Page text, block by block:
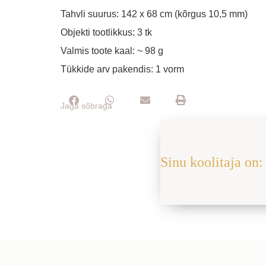
Tahvli suurus: 142 x 68 cm (kõrgus 10,5 mm)
Objekti tootlikkus: 3 tk
Valmis toote kaal: ~ 98 g
Tükkide arv pakendis: 1 vorm
Jaga sõbraga
Sinu koolitaja on: